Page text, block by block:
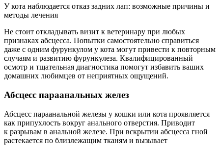
У кота наблюдается отказ задних лап: возможные причины и
методы лечения
Не стоит откладывать визит к ветеринару при любых
признаках абсцесса. Попытки самостоятельно справиться
даже с одним фурункулом у кота могут привести к повторным
случаям и развитию фурункулеза. Квалифицированный
осмотр и тщательная диагностика помогут избавить ваших
домашних любимцев от неприятных ощущений.
Абсцесс параанальных желез
Абсцесс параанальной железы у кошки или кота проявляется
как припухлость вокруг анального отверстия. Приводит
к разрывам в анальной железе. При вскрытии абсцесса гной
растекается по близлежащим тканям и вызывает